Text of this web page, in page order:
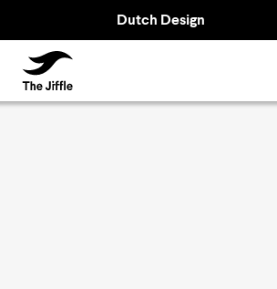
Dutch Design
TheJiffle